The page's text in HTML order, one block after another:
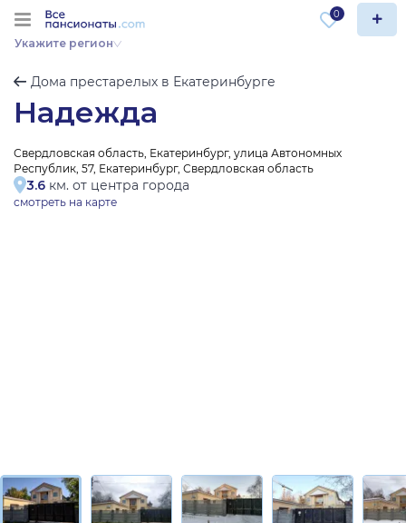
Укажите регион
0
Дома престарелых в Екатеринбурге
Надежда
Свердловская область, Екатеринбург, улица Автономных
Республик, 57, Екатеринбург, Свердловская область
3.6 км. от центра города
смотреть на карте